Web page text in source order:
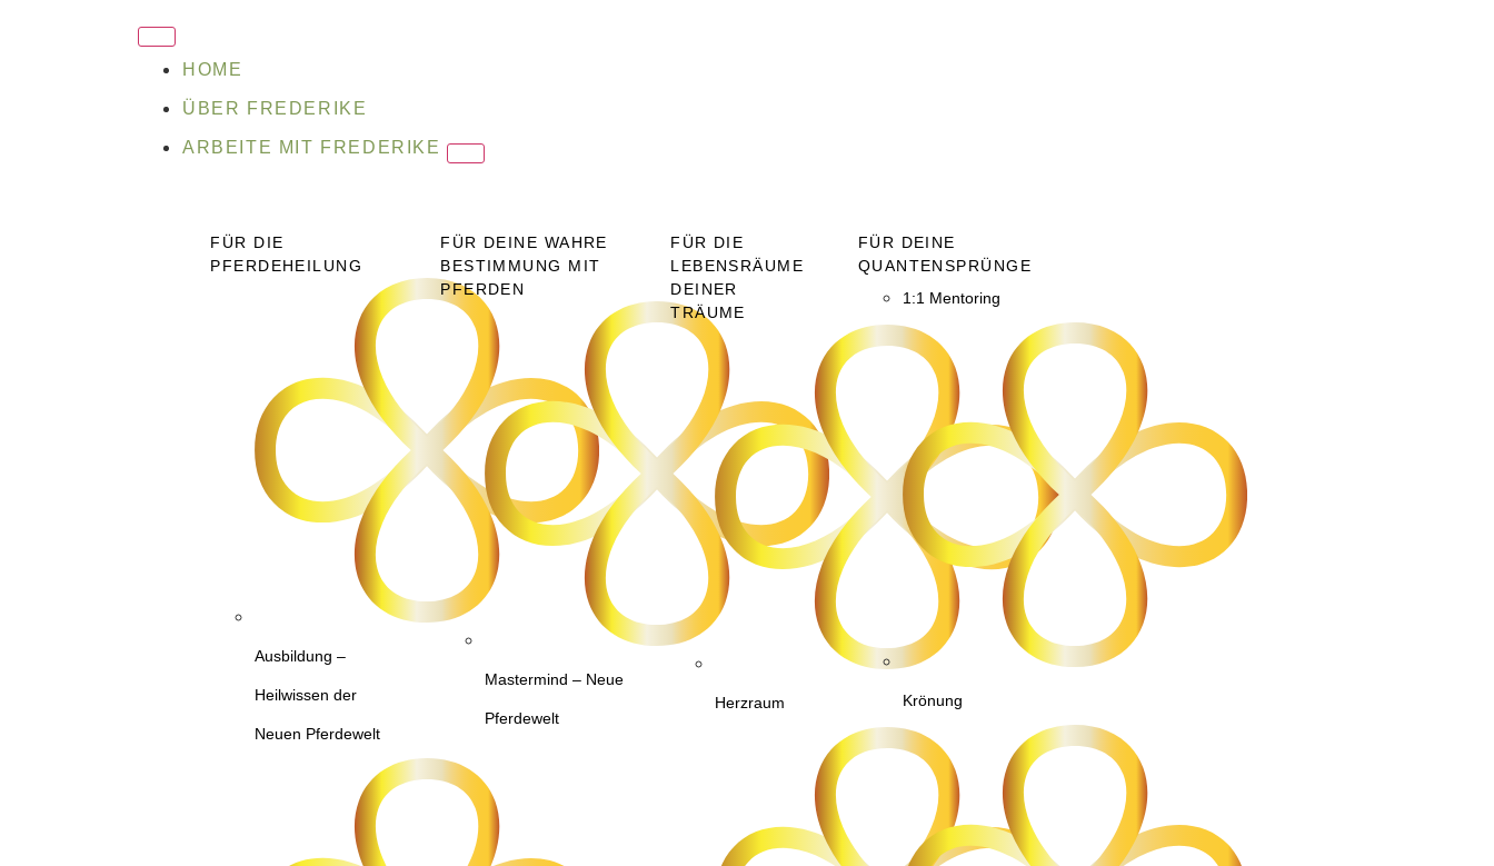
HOME
ÜBER FREDERIKE
ARBEITE MIT FREDERIKE
FÜR DIE
PFERDEHEILUNG
Ausbildung –
Heilwissen der
Neuen Pferdewelt
FÜR DEINE WAHRE
BESTIMMUNG MIT
PFERDEN
Mastermind – Neue
Pferdewelt
FÜR DIE
LEBENSRÄUME
DEINER
TRÄUME
Herzraum
FÜR DEINE
QUANTENSPRÜNGE
1:1 Mentoring
Krönung